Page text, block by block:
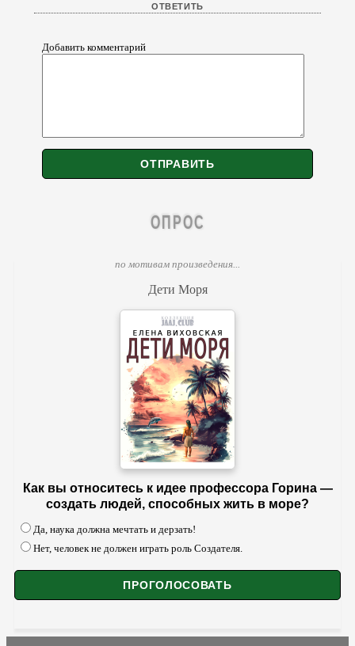
Добавить комментарий
ОПРОС
по мотивам произведения...
Дети Моря
Как вы относитесь к идее профессора Горина —
создать людей, способных жить в море?
Да, наука должна мечтать и дерзать!
Нет, человек не должен играть роль Создателя.